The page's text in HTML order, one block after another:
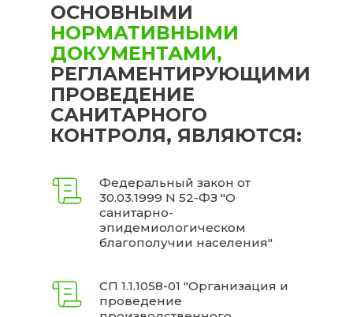
Федеральный закон от
30.03.1999 N 52-ФЗ "О
санитарно-
эпидемиологическом
благополучии населения"
СП 1.1.1058-01 "Организация и
проведение
ОСНОВНЫМИ
НОРМАТИВНЫМИ
ДОКУМЕНТАМИ,
РЕГЛАМЕНТИРУЮЩИМИ
ПРОВЕДЕНИЕ
САНИТАРНОГО
КОНТРОЛЯ, ЯВЛЯЮТСЯ: